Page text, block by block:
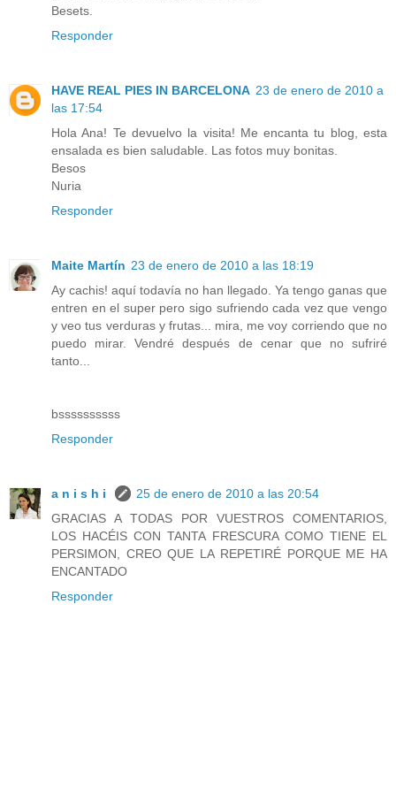
Besets.
Responder
HAVE REAL PIES IN BARCELONA 23 de enero de 2010 a
las 17:54
Hola Ana! Te devuelvo la visita! Me encanta tu blog, esta
ensalada es bien saludable. Las fotos muy bonitas.
Besos
Nuria
Responder
Maite Martín 23 de enero de 2010 a las 18:19
Ay cachis! aquí todavía no han llegado. Ya tengo ganas que
entren en el super pero sigo sufriendo cada vez que vengo
y veo tus verduras y frutas... mira, me voy corriendo que no
puedo mirar. Vendré después de cenar que no sufriré
tanto...
bssssssssss
Responder
a n i s h i
25 de enero de 2010 a las 20:54
GRACIAS A TODAS POR VUESTROS COMENTARIOS,
LOS HACÉIS CON TANTA FRESCURA COMO TIENE EL
PERSIMON, CREO QUE LA REPETIRÉ PORQUE ME HA
ENCANTADO
Responder